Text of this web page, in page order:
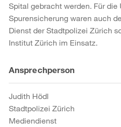
Spital gebracht werden. Für
Spurensicherung waren auch
Dienst der Stadtpolizei Zürich
Institut Zürich im Einsatz.
Weitere
Informationen
Ansprechperson
Judith Hödl
Stadtpolizei Zürich
Mediendienst